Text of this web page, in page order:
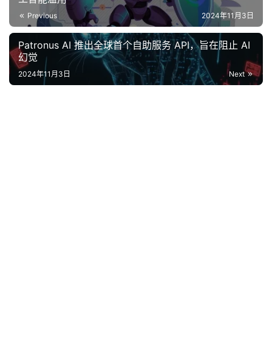
Previous 2024年11月3日
Patronus AI 推出全球首个自助服务 API，旨在阻止 AI
幻觉
Next
2024年11月3日